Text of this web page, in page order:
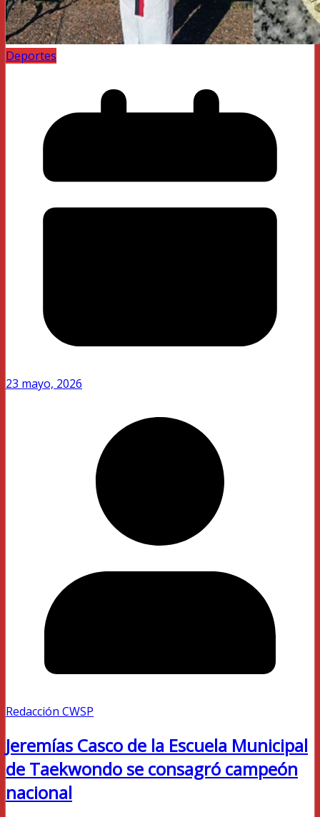
Deportes
23 mayo, 2026
Redacción CWSP
Jeremías Casco de la Escuela Municipal
de Taekwondo se consagró campeón
nacional